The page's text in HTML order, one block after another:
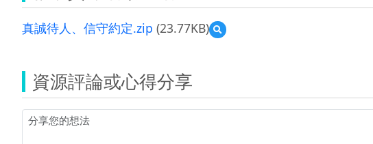
真誠待人、信守約定.zip (23.77KB)
預
覽
信
資源評論或心得分享